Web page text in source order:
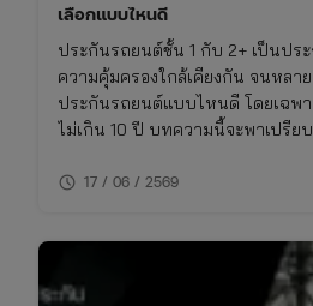
เลือกแบบไหนดี
ประกันรถยนต์ชั้น 1 กับ 2+ เป็นปร
ความคุ้มครองใกล้เคียงกัน จนหลา
ประกันรถยนต์แบบไหนดี โดยเฉพ
ไม่เกิน 10 ปี บทความนี้จะพาเปรีย
เทียบ ทั้งเรื่องความคุ้มครอง ค่าเบี้ย
schedule 17 / 06 / 2569